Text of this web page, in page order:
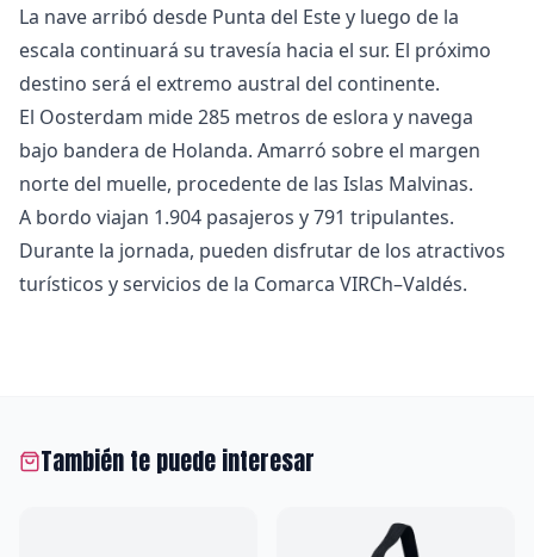
La nave arribó desde Punta del Este y luego de la
escala continuará su travesía hacia el sur. El próximo
destino será el extremo austral del continente.
El Oosterdam mide 285 metros de eslora y navega
bajo bandera de Holanda. Amarró sobre el margen
norte del muelle, procedente de las Islas Malvinas.
A bordo viajan 1.904 pasajeros y 791 tripulantes.
Durante la jornada, pueden disfrutar de los atractivos
turísticos y servicios de la Comarca VIRCh–Valdés.
También te puede interesar